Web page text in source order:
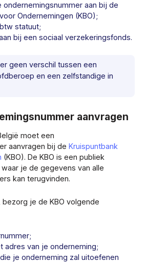
ondernemingsnummer aan bij de
Ondernemingen (KBO);
statuut;
bij een sociaal verzekeringsfonds.
geen verschil tussen een
en een zelfstandige in
aanvragen
moet een
aanvragen bij deKruispuntbank
(KBO). De KBO is een publiek
je de gegevens van alle
kan terugvinden.
je de KBO volgende
adres van je onderneming;
je onderneming zal uitoefenen